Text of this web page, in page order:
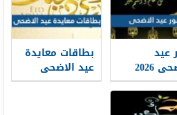
عيد
الاضحى 2026
تهنئة
الاضحى
بطاقات معايدة
عيد الاضحى
المبارك 2026 ،